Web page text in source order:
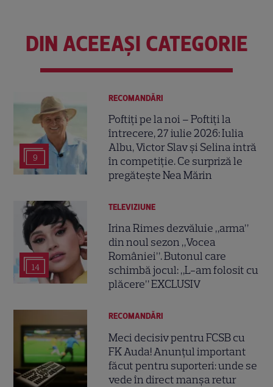
DIN ACEEAȘI CATEGORIE
9
RECOMANDĂRI
Poftiți pe la noi – Poftiți la
întrecere, 27 iulie 2026: Iulia
Albu, Victor Slav și Selina intră
în competiție. Ce surpriză le
pregătește Nea Mărin
14
TELEVIZIUNE
Irina Rimes dezvăluie „arma”
din noul sezon „Vocea
României”. Butonul care
schimbă jocul: „L-am folosit cu
plăcere” EXCLUSIV
RECOMANDĂRI
Meci decisiv pentru FCSB cu
FK Auda! Anunțul important
făcut pentru suporteri: unde se
vede în direct manșa retur